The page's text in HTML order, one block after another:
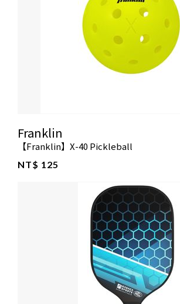
Franklin
【Franklin】X-40 Pickleball
NT$ 125